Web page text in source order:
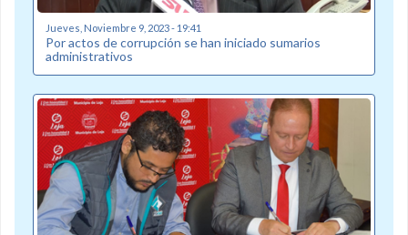
Jueves, Noviembre 9, 2023 - 19:41
Por actos de corrupción se han iniciado sumarios
administrativos